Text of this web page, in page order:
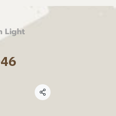
Light
แชร์